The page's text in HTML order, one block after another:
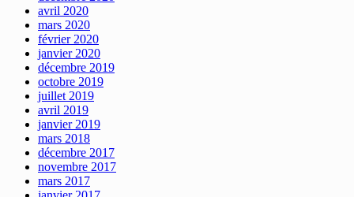
avril 2020
mars 2020
février 2020
janvier 2020
décembre 2019
octobre 2019
juillet 2019
avril 2019
janvier 2019
mars 2018
décembre 2017
novembre 2017
mars 2017